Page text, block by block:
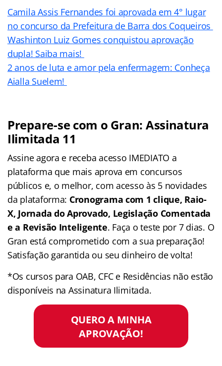
Camila Assis Fernandes foi aprovada em 4° lugar
no concurso da Prefeitura de Barra dos Coqueiros
Washinton Luiz Gomes conquistou aprovação
dupla! Saiba mais!
2 anos de luta e amor pela enfermagem: Conheça
Aialla Suelem!
Prepare-se com o Gran: Assinatura
Ilimitada 11
Assine agora e receba acesso IMEDIATO a
plataforma que mais aprova em concursos
públicos e, o melhor, com acesso às 5 novidades
da plataforma: Cronograma com 1 clique, Raio-
X, Jornada do Aprovado, Legislação Comentada
e a Revisão Inteligente. Faça o teste por 7 dias. O
Gran está comprometido com a sua preparação!
Satisfação garantida ou seu dinheiro de volta!
*Os cursos para OAB, CFC e Residências não estão
disponíveis na Assinatura Ilimitada.
QUERO A MINHA
APROVAÇÃO!